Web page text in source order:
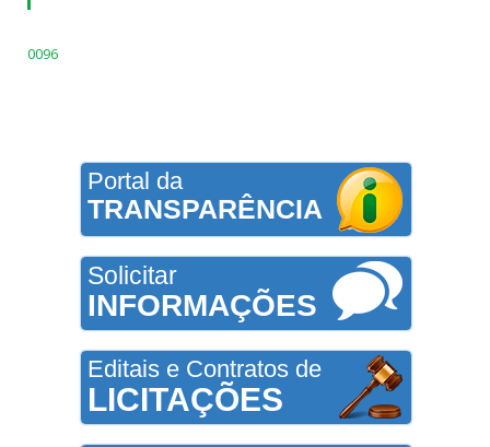
0096
Portal da
TRANSPARÊNCIA
Solicitar
INFORMAÇÕES
Editais e Contratos de
LICITAÇÕES